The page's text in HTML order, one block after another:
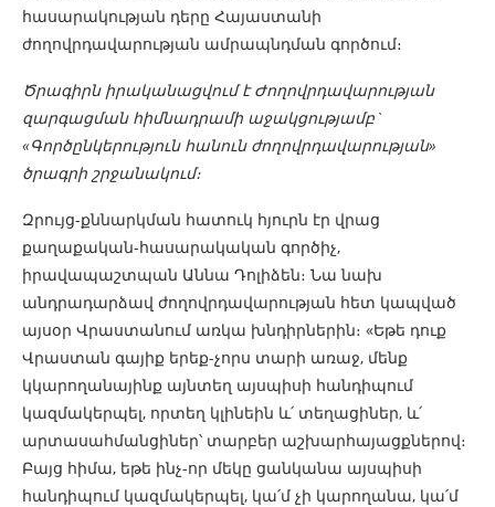
հասարակության դերը Հայաստանի
ժողովրդավարության ամրապնդման գործում։
Ծրագիրն իրականացվում է Ժողովրդավարության
զարգացման հիմնադրամի աջակցությամբ`
«Գործընկերություն հանուն ժողովրդավարության»
ծրագրի շրջանակում։
Զրույց-քննարկման հատուկ հյուրն էր վրաց
քաղաքական-հասարակական գործիչ,
իրավապաշտպան Աննա Դոլիձեն։ Նա նախ
անդրադարձավ ժողովրդավարության հետ կապված
այսօր Վրաստանում առկա խնդիրներին։ «Եթե դուք
Վրաստան գայիք երեք-չորս տարի առաջ, մենք
կկարողանայինք այնտեղ այսպիսի հանդիպում
կազմակերպել, որտեղ կլինեին և՛ տեղացիներ, և՛
արտասահմանցիներ՝ տարբեր աշխարհայացքներով։
Բայց հիմա, եթե ինչ-որ մեկը ցանկանա այսպիսի
հանդիպում կազմակերպել, կա՛մ չի կարողանա, կա՛մ